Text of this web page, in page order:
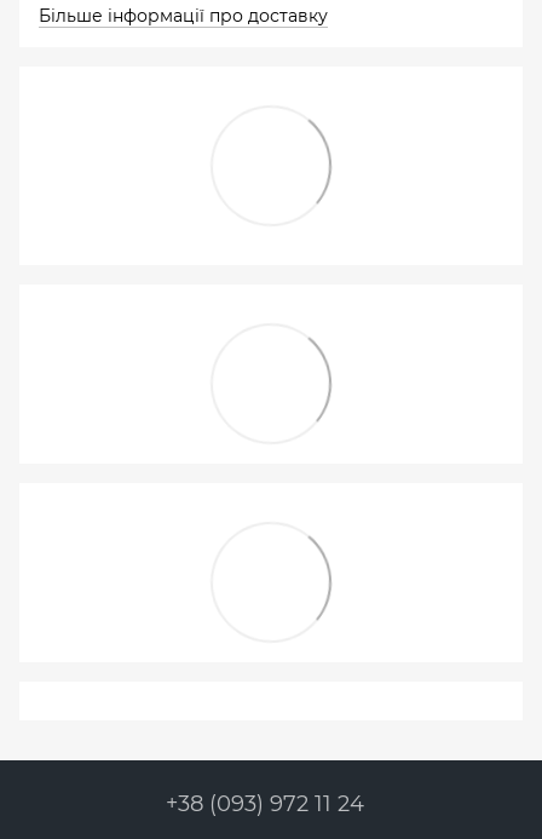
Більше інформації про доставку
+38 (093) 972 11 24